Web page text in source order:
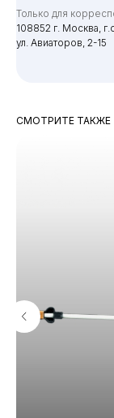
Только для
108852 г. Москва,
ул. Авиаторов, 2-15
СМОТРИТЕ ТАКЖЕ